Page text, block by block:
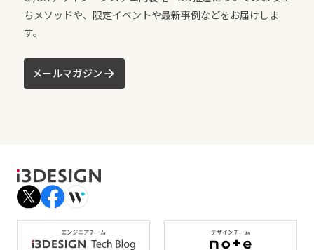
ちメソッドや、限定イベントや最新事例などをお届けしま
す。
メールマガジン